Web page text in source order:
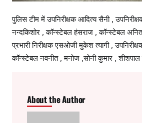
पुलिस टीम में उपनिरीक्षक आदित्य सैनी ,
नन्दकिशोर , कॉन्स्टेबल हंसराज , कॉन्स्टेबल
प्रभारी निरीक्षक एसओजी मुकेश त्यागी ,
कॉन्स्टेबल नवनीत , मनोज ,सोनी कुमार ,
About the Author